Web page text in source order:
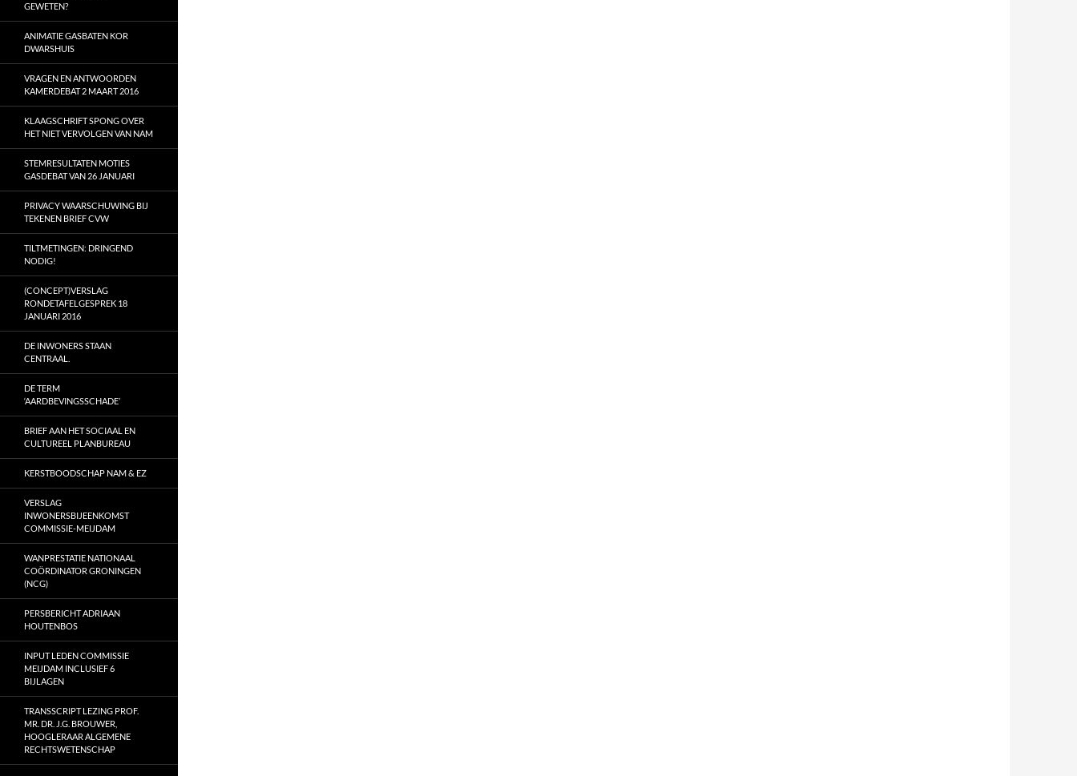
GEWETEN?
ANIMATIE GASBATEN KOR
DWARSHUIS
VRAGEN EN ANTWOORDEN
KAMERDEBAT 2 MAART 2016
KLAAGSCHRIFT SPONG OVER
HET NIET VERVOLGEN VAN NAM
STEMRESULTATEN MOTIES
GASDEBAT VAN 26 JANUARI
PRIVACY WAARSCHUWING BIJ
TEKENEN BRIEF CVW
TILTMETINGEN: DRINGEND
NODIG!
(CONCEPT)VERSLAG
RONDETAFELGESPREK 18
JANUARI 2016
DE INWONERS STAAN
CENTRAAL.
DE TERM
‘AARDBEVINGSSCHADE’
BRIEF AAN HET SOCIAAL EN
CULTUREEL PLANBUREAU
KERSTBOODSCHAP NAM & EZ
VERSLAG
INWONERSBIJEENKOMST
COMMISSIE-MEIJDAM
WANPRESTATIE NATIONAAL
COÖRDINATOR GRONINGEN
(NCG)
PERSBERICHT ADRIAAN
HOUTENBOS
INPUT LEDEN COMMISSIE
MEIJDAM INCLUSIEF 6
BIJLAGEN
TRANSSCRIPT LEZING PROF.
MR. DR. J.G. BROUWER,
HOOGLERAAR ALGEMENE
RECHTSWETENSCHAP